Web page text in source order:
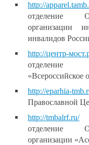
http://
отделение
организации
инвалидов
http://центр-
отделение
«Всероссийское
http://eparhia-
Православной
http://tmbalrf.ru/—
отделение
организации